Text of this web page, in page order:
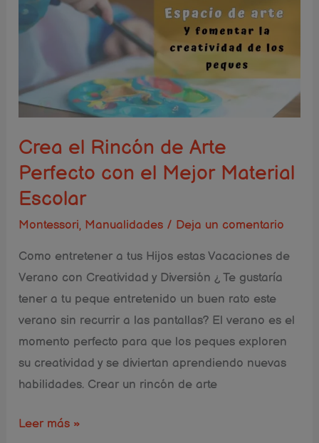
Crea el Rincón de Arte
Perfecto con el Mejor Material
Escolar
Montessori, Manualidades / Deja un comentario
Como entretener a tus Hijos estas Vacaciones de
Verano con Creatividad y Diversión ¿ Te gustaría
tener a tu peque entretenido un buen rato este
verano sin recurrir a las pantallas? El verano es el
momento perfecto para que los peques exploren
su creatividad y se diviertan aprendiendo nuevas
habilidades. Crear un rincón de arte
el
Rincón
Perfecto
con
el
Mejor
Material
Escolar
Leer más »